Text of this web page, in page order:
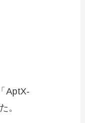
AptX-
。